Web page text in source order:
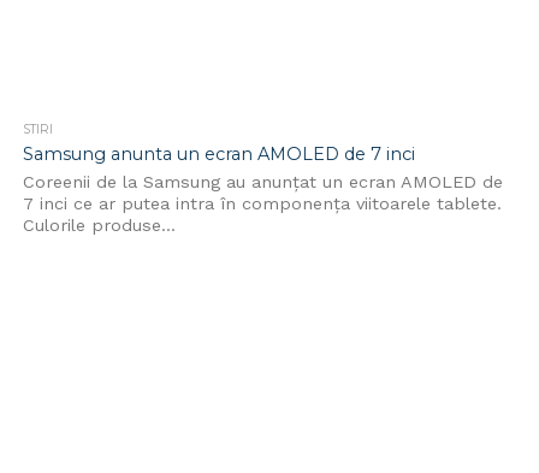
STIRI
Samsung anunta un ecran AMOLED de 7 inci
Coreenii de la Samsung au anunțat un ecran AMOLED de
7 inci ce ar putea intra în componența viitoarele tablete.
Culorile produse...